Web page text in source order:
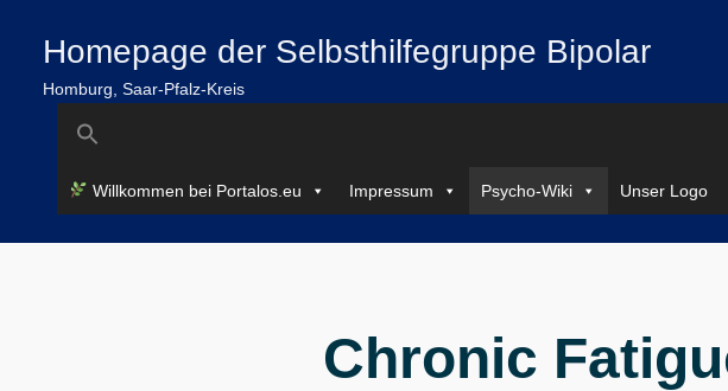
springen
Homepage der Selbsthilfegruppe Bipolar
Homburg, Saar-Pfalz-Kreis
Search
for:
Willkommen bei Portalos.eu Impressum Psycho-Wiki Unser Logo
Chronic